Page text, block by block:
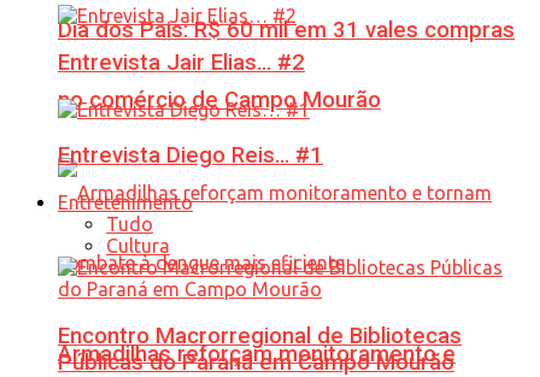
Dia dos Pais: R$ 60 mil em 31 vales compras
no comércio de Campo Mourão
Armadilhas reforçam monitoramento e
Entrevista Jair Elias… #2
Entrevista Diego Reis… #1
Entretenimento
Tudo
Cultura
Encontro Macrorregional de Bibliotecas
Públicas do Paraná em Campo Mourão